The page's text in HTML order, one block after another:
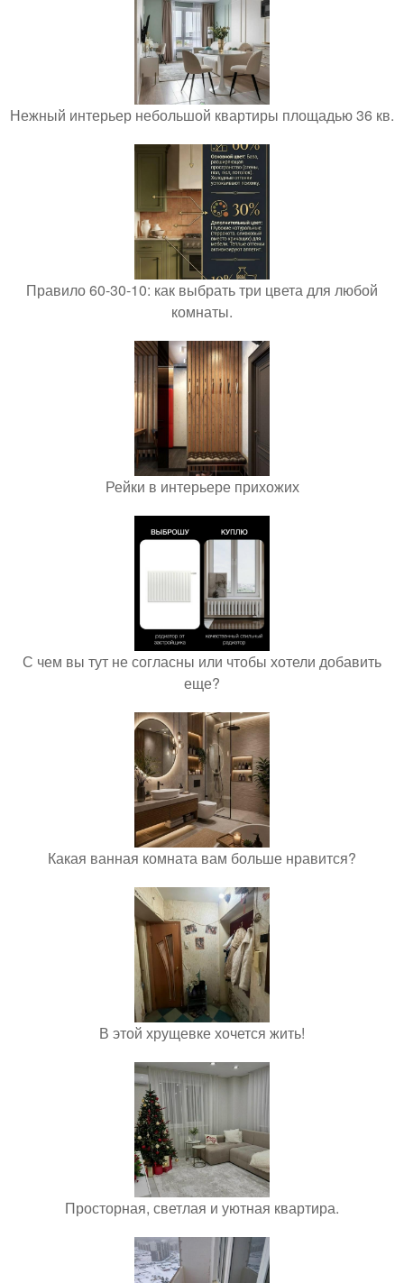
Нежный интерьер небольшой квартиры площадью 36 кв.
Правило 60-30-10: как выбрать три цвета для любой
комнаты.
Рейки в интерьере прихожих
С чем вы тут не согласны или чтобы хотели добавить
еще?
Какая ванная комната вам больше нравится?
В этой хрущевке хочется жить!
Просторная, светлая и уютная квартира.